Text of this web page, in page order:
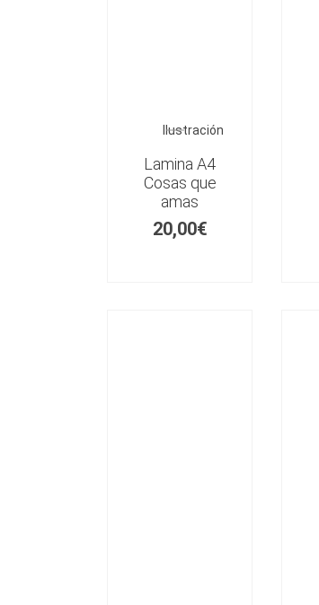
Ilustración
Lamina A4
Cosas que
amas
20,00€